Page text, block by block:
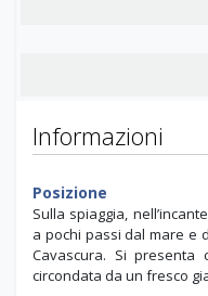
Informazioni
Posizione
Sulla spiaggia,
a pochi passi dal mare e
Cavascura. Si
circondata da un fresco